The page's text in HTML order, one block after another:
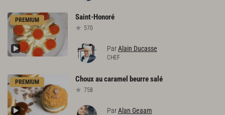
PREMIUM Saint-Honoré
570
ParAlain Ducasse
CHEF
PREMIUM Chouxaucaramel beurresalé
758
ParAlan Geaam